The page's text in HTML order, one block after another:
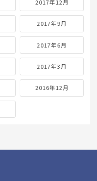
2017年12月
2017年9月
2017年6月
2017年3月
2016年12月